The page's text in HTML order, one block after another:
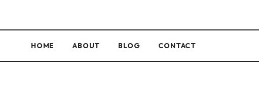
HOME ABOUT BLOG CONTACT